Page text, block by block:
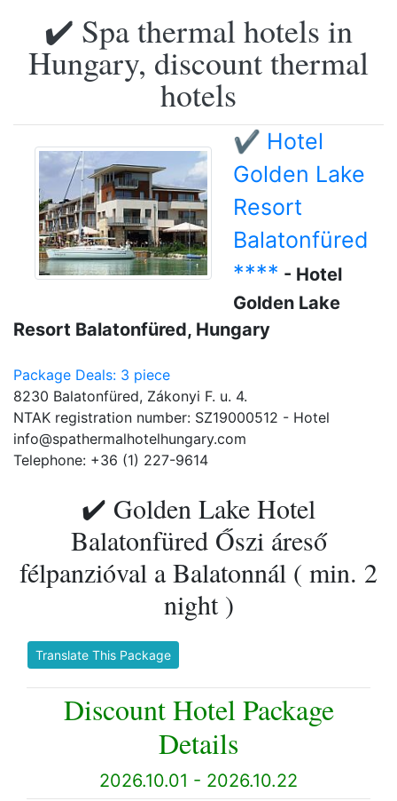
✔️ Spa thermal hotels in
Hungary, discount thermal
hotels
✔️ Hotel
Golden Lake
Resort
Balatonfüred
**** - Hotel
Golden Lake
Resort Balatonfüred, Hungary
Package Deals: 3 piece
8230 Balatonfüred, Zákonyi F. u. 4.
NTAK registration number: SZ19000512 - Hotel
info@spathermalhotelhungary.com
Telephone: +36 (1) 227-9614
✔️ Golden Lake Hotel
Balatonfüred Őszi áreső
félpanzióval a Balatonnál ( min. 2
night )
Translate This Package
Discount Hotel Package
Details
2026.10.01 - 2026.10.22